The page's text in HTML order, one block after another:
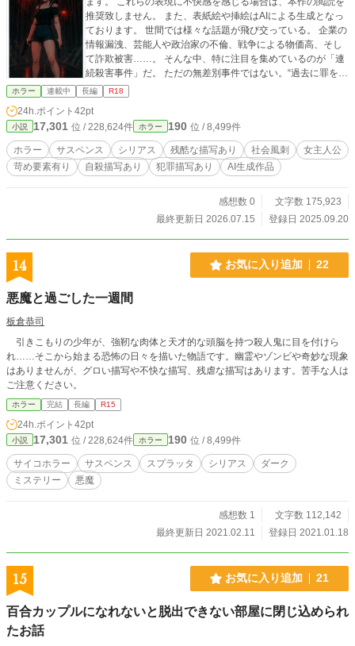
推奨致しません。 また、表紙絵や挿絵はAIによる生成となっ
ております。 世間では様々な話題が飛び交っている。 企業の
情報漏洩、芸能人や政治家の不倫、戦争による物価高、そし
て詐欺被害……。 そんな中、特に注目を集めているのが「連
続殺害事件」だ。 ただの無差別事件ではない。“過去に罪を犯
した”とされる者だけが狙われているのだという。 そんな社会
情勢とは無縁に、大学生・ルナは毎朝同じ時間に起き、朝食
を作る。 ──いつもと変わらぬ日々のはずだった。 だが、あ
る日、彼女のスマートフォンに届いた1通のLINEが、全てを
揺るがす。 『迎えに来て』 送信者は不明。ただの悪戯かと思
い、そのまま無視するルナ。 しかし、心の奥では何かが静か
に、けれど確かに動き出していた。 ──これは、“笑わなくな
ホラー 連載中 長編 R18
24h.ポイント 42pt
小説 17,301 位 / 228,624件 ホラー 190 位 / 8,499件
ホラー サスペンス シリアス 残酷な描写あり 社会風刺
女主人公
苛め要素有り
自殺描写あり 犯罪描写あり AI生成作品
感想数 0
文字数 175,923
最終更新日 2026.07.15
登録日 2025.09.20
14 お気に入り追加 22
悪魔と過ごした一週間
板倉恭司
引きこもりの少年が、強靭な肉体と天才的な頭脳を持つ殺人鬼に目を付けら
れ……そこから始まる恐怖の日々を描いた物語です。幽霊やゾンビや奇妙な現象
はありませんが、グロい描写や不快な描写、残虐な描写はあります。苦手な人は
ご注意ください。
ホラー 完結 長編 R15
24h.ポイント 42pt
小説 17,301 位 / 228,624件 ホラー 190 位 / 8,499件
サイコホラー サスペンス スプラッタ シリアス
ダーク
ミステリー
悪魔
感想数 1
文字数 112,142
最終更新日 2021.02.11
登録日 2021.01.18
15 お気に入り追加 21
百合カップルになれないと脱出できない部屋に閉じ込められ
たお話